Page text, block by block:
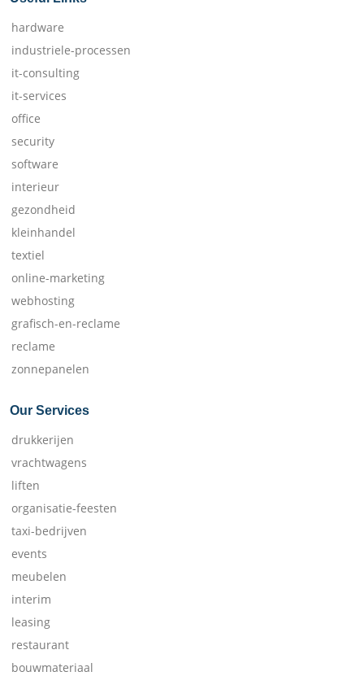
hardware
industriele-processen
it-consulting
it-services
office
security
software
interieur
gezondheid
kleinhandel
textiel
online-marketing
webhosting
grafisch-en-reclame
reclame
zonnepanelen
Our Services
drukkerijen
vrachtwagens
liften
organisatie-feesten
taxi-bedrijven
events
meubelen
interim
leasing
restaurant
bouwmateriaal